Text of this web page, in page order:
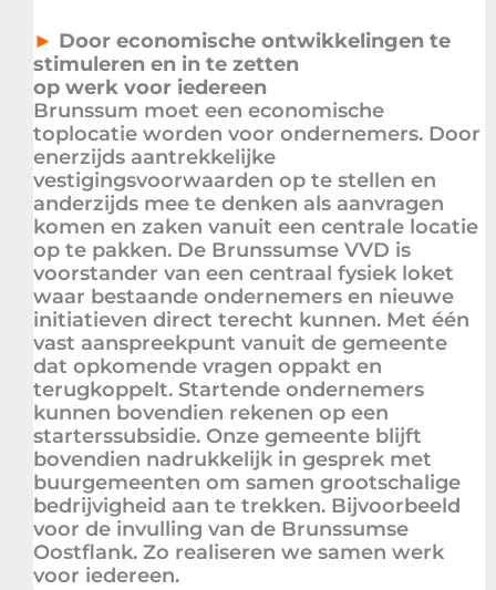
► Door economische ontwikkelingen te
stimuleren en in te zetten
op werk voor iedereen
Brunssum moet een economische
toplocatie worden voor ondernemers. Door
enerzijds aantrekkelijke
vestigingsvoorwaarden op te stellen en
anderzijds mee te denken als aanvragen
komen en zaken vanuit een centrale locatie
op te pakken. De Brunssumse VVD is
voorstander van een centraal fysiek loket
waar bestaande ondernemers en nieuwe
initiatieven direct terecht kunnen. Met één
vast aanspreekpunt vanuit de gemeente
dat opkomende vragen oppakt en
terugkoppelt. Startende ondernemers
kunnen bovendien rekenen op een
starterssubsidie. Onze gemeente blijft
bovendien nadrukkelijk in gesprek met
buurgemeenten om samen grootschalige
bedrijvigheid aan te trekken. Bijvoorbeeld
voor de invulling van de Brunssumse
Oostflank. Zo realiseren we samen werk
voor iedereen.